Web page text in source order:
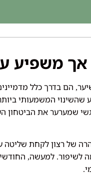
אך משפיע
, הם בדרך כלל
המשמעותי
שמערער את הביטחון
של רצון לקחת שליטה
לשיפור. למעשה,
.